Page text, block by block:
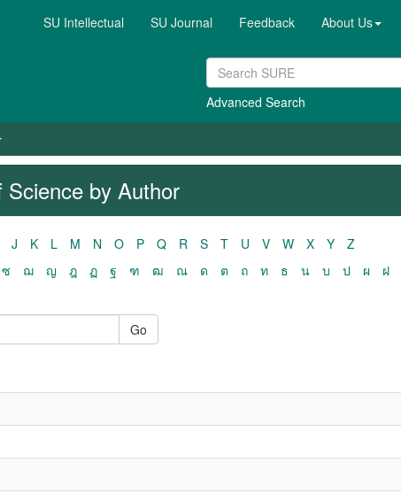
SU Intellectual SU Journal Feedback About Us
Advanced Search
by Author
J K L M N O P Q R S T U V W X Y
Z
ซ ฌ ญ ฎ ฏ ฐ ฑ ฒ ณ ด ต ถ ท ธ น บ ป ผ ฝ
Go